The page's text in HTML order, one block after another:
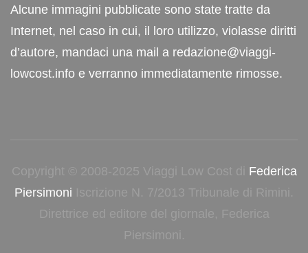
Alcune immagini pubblicate sono state tratte da
Internet, nel caso in cui, il loro utilizzo, violasse diritti
d’autore, mandaci una mail a redazione@viaggi-
lowcost.info e verranno immediatamente rimosse.
Copyright © 2008-2025 Viaggi Low Cost di Federica
Piersimoni Iscrizione N. 7/2013 Tribunale di Rimini.
Direttrice ed editore del giornale, Federica
Piersimoni.